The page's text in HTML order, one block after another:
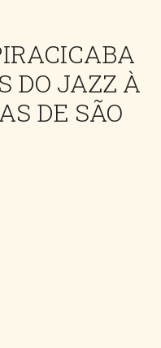
DO JAZZ À
DE SÃO